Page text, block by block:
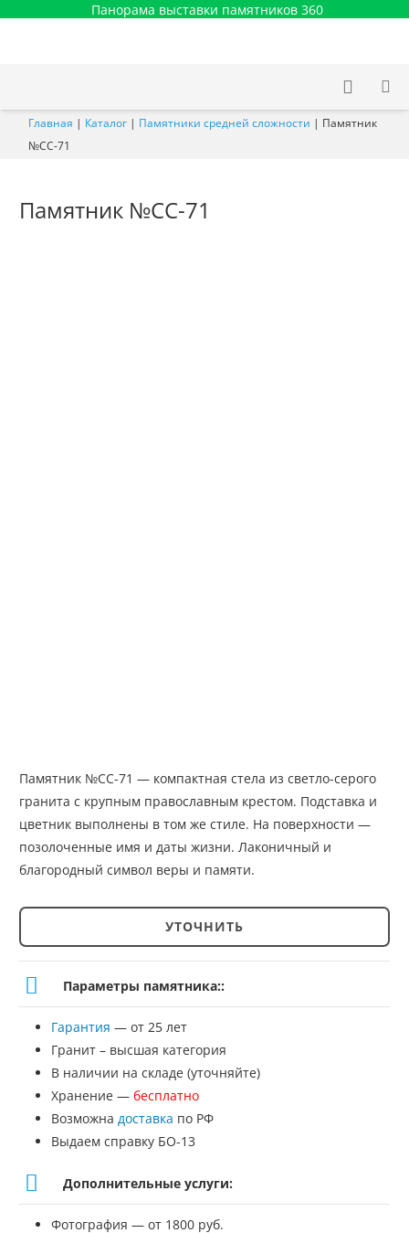
Панорама выставки памятников 360
Главная | Каталог | Памятники средней сложности | Памятник
№СС-71
Памятник №СС-71
Памятник №СС-71 — компактная стела из светло-серого
гранита с крупным православным крестом. Подставка и
цветник выполнены в том же стиле. На поверхности —
позолоченные имя и даты жизни. Лаконичный и
благородный символ веры и памяти.
Количество
товара
Памятник
№СС-71
УТОЧНИТЬ
Параметры памятника::
Гарантия — от 25 лет
Гранит – высшая категория
В наличии на складе (уточняйте)
Хранение — бесплатно
Возможна доставка по РФ
Выдаем справку БО-13
Дополнительные услуги:
Фотография — от 1800 руб.